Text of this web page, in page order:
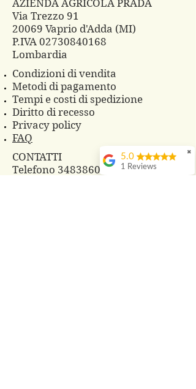
AZIENDA AGRICOLA PRADA
Via Trezzo 91
20069 Vaprio d'Adda (MI)
P.IVA 02730840168
Lombardia
Condizioni di vendita
Metodi di pagamento
Tempi e costi di spedizione
Diritto di recesso
Privacy policy
FAQ
CONTATTI
Telefono 3483860825
✖
5.0
1 Reviews